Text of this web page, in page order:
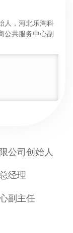
人，河北乐淘科
公共服务中心副
公司创始人
经理
副主任